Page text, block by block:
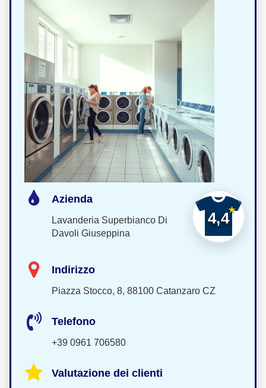
4,4
Azienda
Lavanderia Superbianco Di
Davoli Giuseppina
Indirizzo
Piazza Stocco, 8, 88100 Catanzaro CZ
Telefono
+39 0961 706580
Valutazione dei clienti